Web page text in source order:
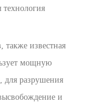
технология
также известная
мощную
для разрушения
и